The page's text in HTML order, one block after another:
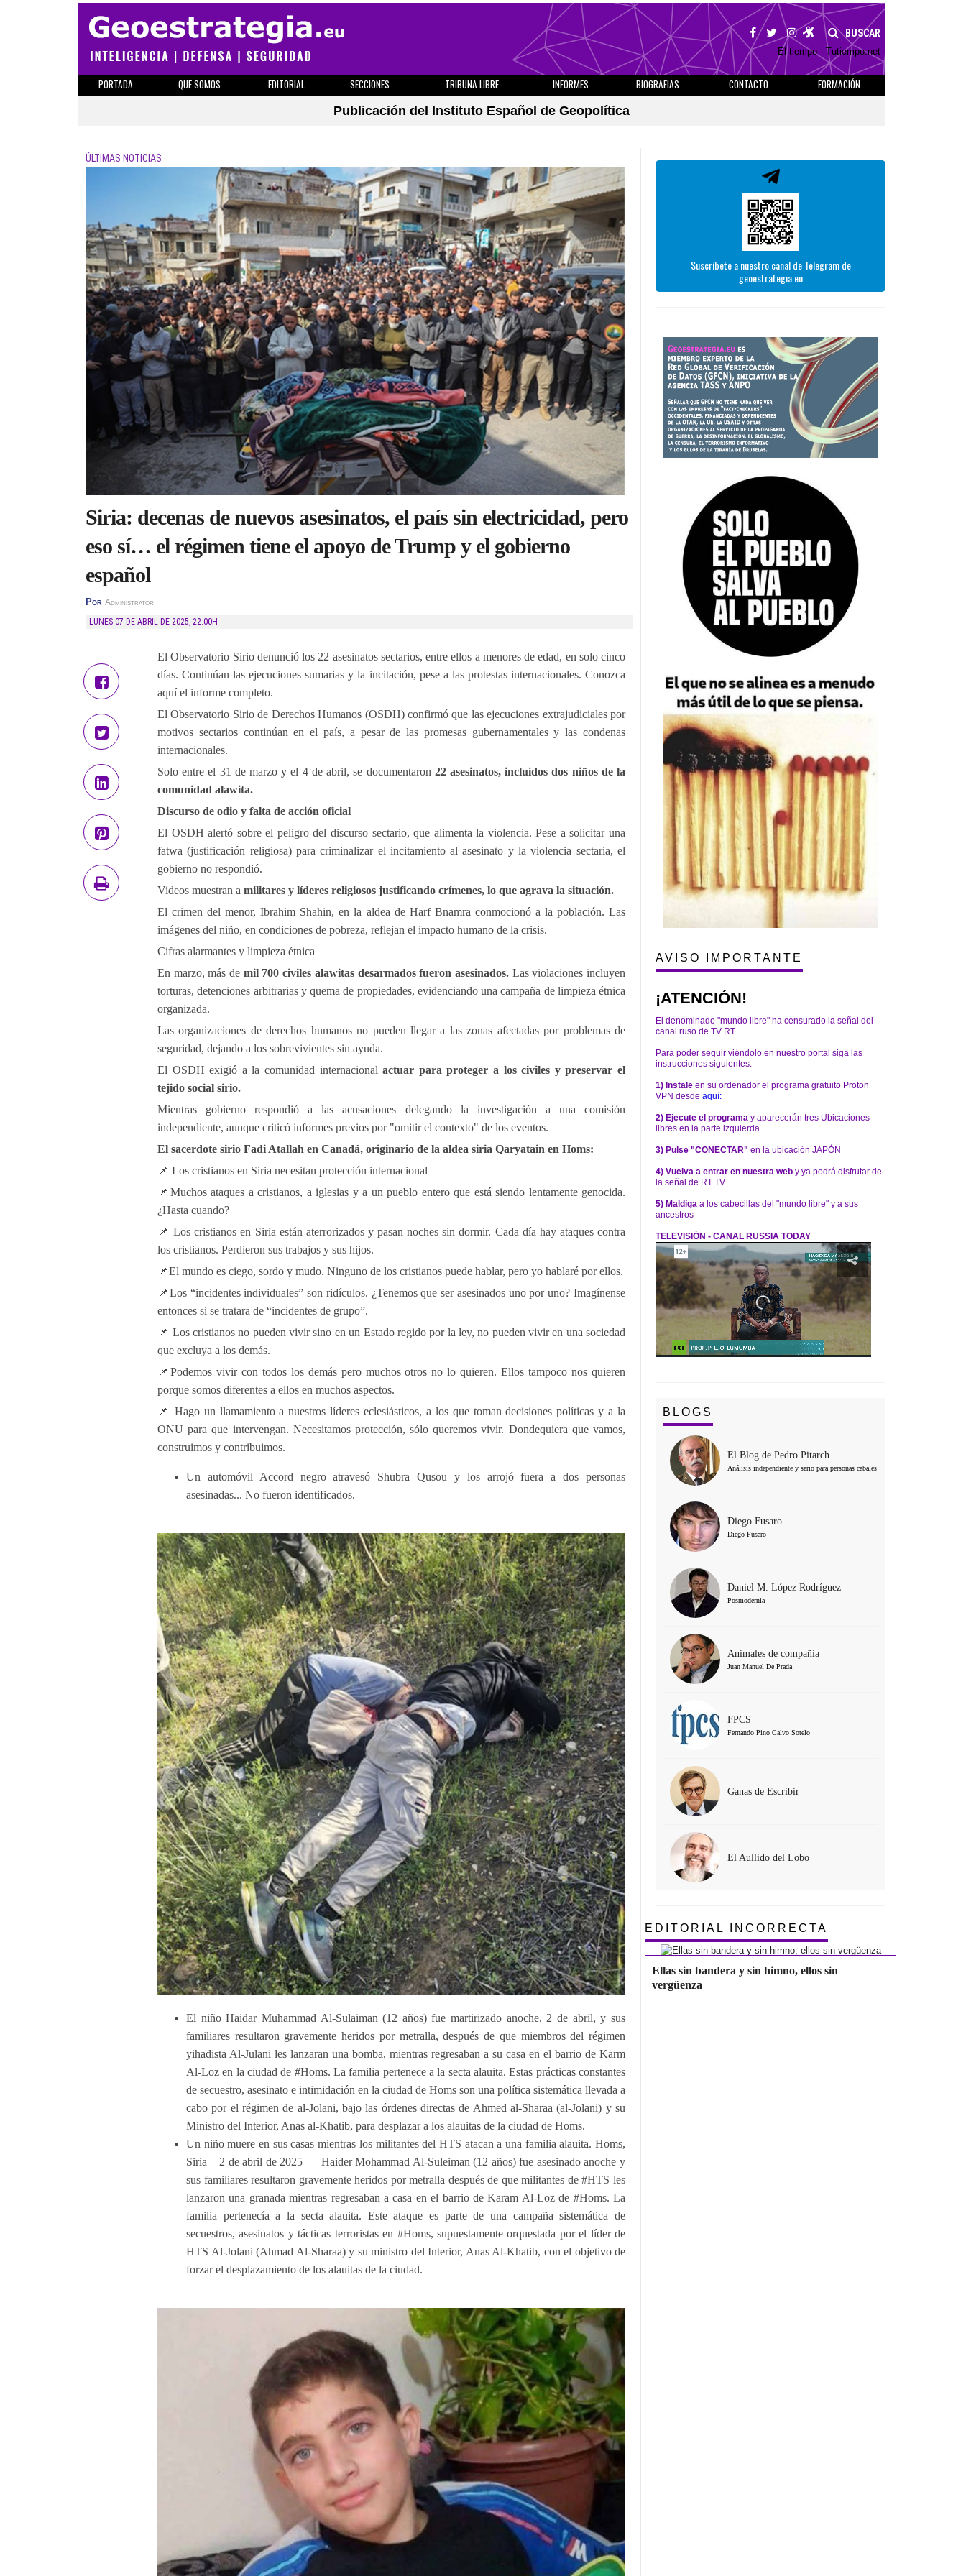
BUSCAR
El tiempo - Tutiempo.net
PORTADA QUE SOMOS EDITORIAL SECCIONES TRIBUNA LIBRE INFORMES BIOGRAFIAS CONTACTO
FORMACIÓN
Publicación del Instituto Español de Geopolítica
ÚLTIMAS NOTICIAS
Siria: decenas de nuevos asesinatos, el país sin electricidad, pero
eso sí… el régimen tiene el apoyo de Trump y el gobierno
español
Por Administrator
LUNES 07 DE ABRIL DE 2025, 22:00H
El Observatorio Sirio denunció los 22 asesinatos sectarios, entre ellos a menores de edad, en solo cinco
días. Continúan las ejecuciones sumarias y la incitación, pese a las protestas internacionales. Conozca
aquí el informe completo.
El Observatorio Sirio de Derechos Humanos (OSDH) confirmó que las ejecuciones extrajudiciales por
motivos sectarios continúan en el país, a pesar de las promesas gubernamentales y las condenas
internacionales.
Solo entre el 31 de marzo y el 4 de abril, se documentaron 22 asesinatos, incluidos dos niños de la
comunidad alawita.
Discurso de odio y falta de acción oficial
El OSDH alertó sobre el peligro del discurso sectario, que alimenta la violencia. Pese a solicitar una
fatwa (justificación religiosa) para criminalizar el incitamiento al asesinato y la violencia sectaria, el
gobierno no respondió.
Videos muestran a militares y líderes religiosos justificando crímenes, lo que agrava la situación.
El crimen del menor, Ibrahim Shahin, en la aldea de Harf Bnamra conmocionó a la población. Las
imágenes del niño, en condiciones de pobreza, reflejan el impacto humano de la crisis.
Cifras alarmantes y limpieza étnica
En marzo, más de mil 700 civiles alawitas desarmados fueron asesinados.Las violaciones incluyen
torturas, detenciones arbitrarias y quema de propiedades, evidenciando una campaña de limpieza étnica
organizada.
Las organizaciones de derechos humanos no pueden llegar a las zonas afectadas por problemas de
seguridad, dejando a los sobrevivientes sin ayuda.
El OSDH exigió a la comunidad internacionalactuar para proteger a los civiles y preservar el
tejido social sirio.
Mientras gobierno respondió a las acusaciones delegando la investigación a una comisión
independiente, aunque criticó informes previos por "omitir el contexto" de los eventos.
El sacerdote sirio Fadi Atallah en Canadá, originario de la aldea siria Qaryatain en Homs:
📌 Los cristianos en Siria necesitan protección internacional
📌Muchos ataques a cristianos, a iglesias y a un pueblo entero que está siendo lentamente genocida.
¿Hasta cuando?
📌 Los cristianos en Siria están aterrorizados y pasan noches sin dormir. Cada día hay ataques contra
los cristianos. Perdieron sus trabajos y sus hijos.
📌El mundo es ciego, sordo y mudo. Ninguno de los cristianos puede hablar, pero yo hablaré por ellos.
📌Los “incidentes individuales” son ridículos. ¿Tenemos que ser asesinados uno por uno? Imagínense
entonces si se tratara de “incidentes de grupo”.
📌 Los cristianos no pueden vivir sino en un Estado regido por la ley, no pueden vivir en una sociedad
que excluya a los demás.
📌Podemos vivir con todos los demás pero muchos otros no lo quieren. Ellos tampoco nos quieren
porque somos diferentes a ellos en muchos aspectos.
📌 Hago un llamamiento a nuestros líderes eclesiásticos, a los que toman decisiones políticas y a la
ONU para que intervengan. Necesitamos protección, sólo queremos vivir. Dondequiera que vamos,
construimos y contribuimos.
Un automóvil Accord negro atravesó Shubra Qusou y los arrojó fuera a dos personas
asesinadas... No fueron identificados.
El niño Haidar Muhammad Al-Sulaiman (12 años) fue martirizado anoche, 2 de abril, y sus
familiares resultaron gravemente heridos por metralla, después de que miembros del régimen
yihadista Al-Julani les lanzaran una bomba, mientras regresaban a su casa en el barrio de Karm
Al-Loz en la ciudad de #Homs. La familia pertenece a la secta alauita. Estas prácticas constantes
de secuestro, asesinato e intimidación en la ciudad de Homs son una política sistemática llevada a
cabo por el régimen de al-Jolani, bajo las órdenes directas de Ahmed al-Sharaa (al-Jolani) y su
Ministro del Interior, Anas al-Khatib, para desplazar a los alauitas de la ciudad de Homs.
Un niño muere en sus casas mientras los militantes del HTS atacan a una familia alauita. Homs,
Siria – 2 de abril de 2025 — Haider Mohammad Al-Suleiman (12 años) fue asesinado anoche y
sus familiares resultaron gravemente heridos por metralla después de que militantes de #HTS les
lanzaron una granada mientras regresaban a casa en el barrio de Karam Al-Loz de #Homs. La
familia pertenecía a la secta alauita. Este ataque es parte de una campaña sistemática de
secuestros, asesinatos y tácticas terroristas en #Homs, supuestamente orquestada por el líder de
HTS Al-Jolani (Ahmad Al-Sharaa) y su ministro del Interior, Anas Al-Khatib, con el objetivo de
forzar el desplazamiento de los alauitas de la ciudad.
Suscríbete a nuestro canal de Telegram de
geoestrategia.eu
AVISO IMPORTANTE
¡ATENCIÓN!
El denominado "mundo libre" ha censurado la señal del
canal ruso de TV RT.
Para poder seguir viéndolo en nuestro portal siga las
instrucciones siguientes:
1) Instale en su ordenador el programa gratuito Proton
VPN desde aquí:
2) Ejecute el programa y aparecerán tres Ubicaciones
libres en la parte izquierda
3) Pulse "CONECTAR" en la ubicación JAPÓN
4) Vuelva a entrar en nuestra web y ya podrá disfrutar de
la señal de RT TV
5) Maldiga a los cabecillas del "mundo libre" y a sus
ancestros
TELEVISIÓN - CANAL RUSSIA TODAY
BLOGS
El Blog de Pedro Pitarch
Análisis independiente y serio para personas cabales
Diego Fusaro
Diego Fusaro
Daniel M. López Rodríguez
Posmodernia
Animales de compañía
Juan Manuel De Prada
FPCS
Fernando Pino Calvo Sotelo
Ganas de Escribir
El Aullido del Lobo
EDITORIAL INCORRECTA
Ellas sin bandera y sin himno, ellos sin
vergüenza